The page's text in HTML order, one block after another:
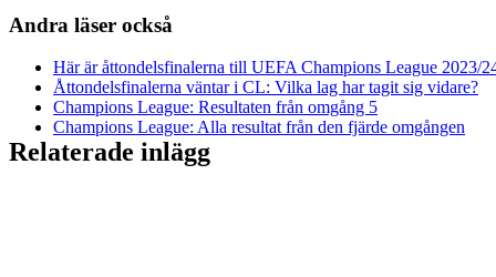
Andra läser också
Här är åttondelsfinalerna till UEFA Champions League 2023/
Åttondelsfinalerna väntar i CL: Vilka lag har tagit sig vidare?
Champions League: Resultaten från omgång 5
Champions League: Alla resultat från den fjärde omgången
Relaterade inlägg